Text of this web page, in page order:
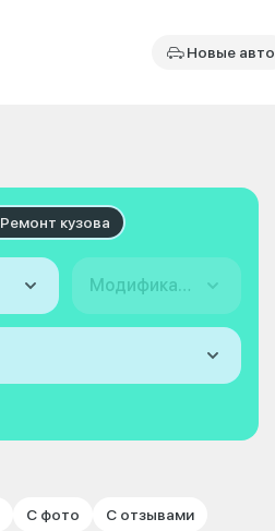
Новые авто
Ремонт кузова
Модификация
С фото С отзывами